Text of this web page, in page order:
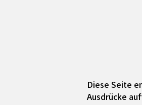
Diese Seite
Ausdrücke